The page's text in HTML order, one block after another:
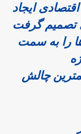
ایجاد
تصمیم گرفت
را به سمت
چالش